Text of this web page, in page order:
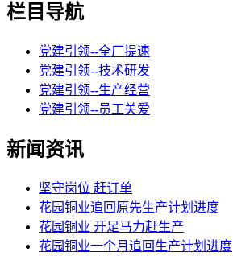
栏目导航
党建引领--全厂提速
党建引领--技术研发
党建引领--生产经营
党建引领--员工关爱
新闻资讯
坚守岗位 赶订单
花园铜业追回原先生产计划进度
花园铜业 开足马力赶生产
花园铜业一个月追回生产计划进度